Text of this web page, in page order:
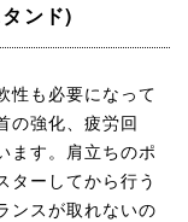
ンド)
性も必要になって
の強化、疲労回
ます。肩立ちのポ
ターしてから行う
ンスが取れないの